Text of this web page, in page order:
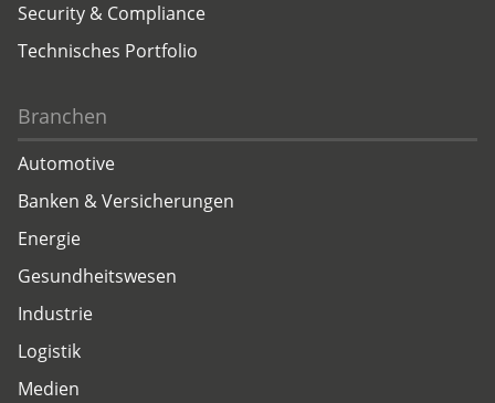
Security & Compliance
Technisches Portfolio
Branchen
Automotive
Banken & Versicherungen
Energie
Gesundheitswesen
Industrie
Logistik
Medien